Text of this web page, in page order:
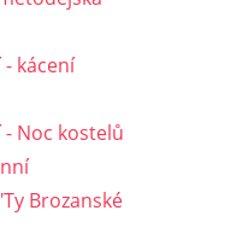
kácení
Noc kostelů
Brozanské